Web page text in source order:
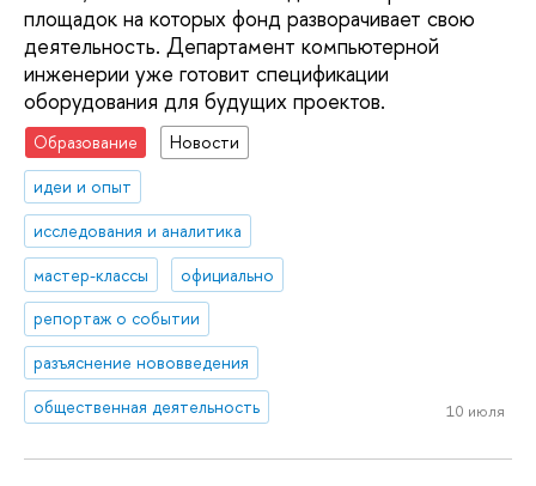
площадок на которых фонд разворачивает свою
деятельность. Департамент компьютерной
инженерии уже готовит спецификации
оборудования для будущих проектов.
Образование
Новости
идеи и опыт
исследования и аналитика
мастер-классы
официально
репортаж о событии
разъяснение нововведения
общественная деятельность
10 июля